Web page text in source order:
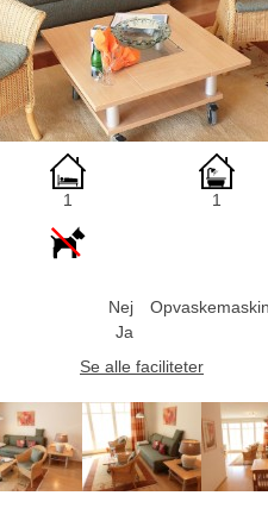
1 1
Nej
Ja
Se alle faciliteter